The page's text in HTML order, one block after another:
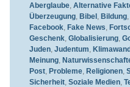
Aberglaube, Alternative
Überzeugung, Bibel, Bildung,
Facebook, Fake News
Geschenk, Globalisierung,
Juden, Judentum
Meinung,
Post, Probleme, Religionen,
Sicherheit, Soziale Medien,